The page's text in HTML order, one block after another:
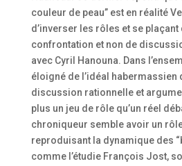
couleur de peau” est en réalité
d’inverser les rôles et se
confrontation et non de
avec Cyril Hanouna. Dans
éloigné de l’idéal habermassien
discussion rationnelle et
plus un jeu de rôle qu’un réel
chroniqueur semble avoir un
reproduisant la dynamique des
comme l’étudie François Jost,